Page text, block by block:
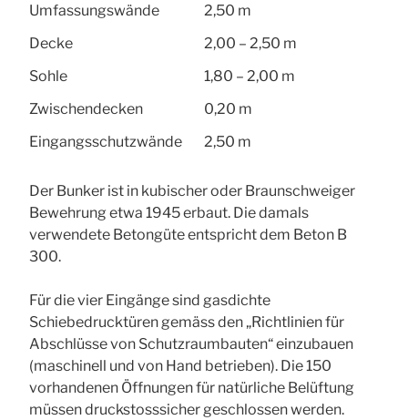
Umfassungswände
2,50 m
Decke
2,00 – 2,50 m
Sohle
1,80 – 2,00 m
Zwischendecken
0,20 m
Eingangsschutzwände
2,50 m
Der Bunker ist in kubischer oder Braunschweiger
Bewehrung etwa 1945 erbaut. Die damals
verwendete Betongüte entspricht dem Beton B
300.
Für die vier Eingänge sind gasdichte
Schiebedrucktüren gemäss den „Richtlinien für
Abschlüsse von Schutzraumbauten“ einzubauen
(maschinell und von Hand betrieben). Die 150
vorhandenen Öffnungen für natürliche Belüftung
müssen druckstosssicher geschlossen werden.